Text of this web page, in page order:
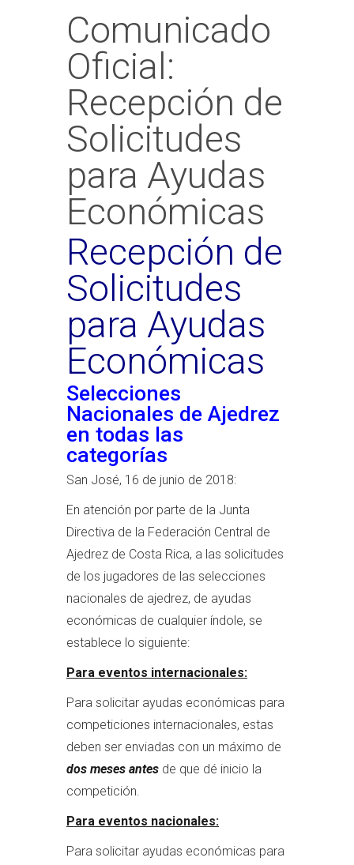
Comunicado
Oficial:
Recepción de
Solicitudes
para Ayudas
Económicas
Recepción de
Solicitudes
para Ayudas
Económicas
Selecciones
Nacionales de Ajedrez
en todas las
categorías
San José, 16 de junio de 2018:
En atención por parte de la Junta
Directiva de la Federación Central de
Ajedrez de Costa Rica, a las solicitudes
de los jugadores de las selecciones
nacionales de ajedrez, de ayudas
económicas de cualquier índole, se
establece lo siguiente:
Para eventos internacionales:
Para solicitar ayudas económicas para
competiciones internacionales, estas
deben ser enviadas con un máximo de
dos meses antes de que dé inicio la
competición.
Para eventos nacionales:
Para solicitar ayudas económicas para